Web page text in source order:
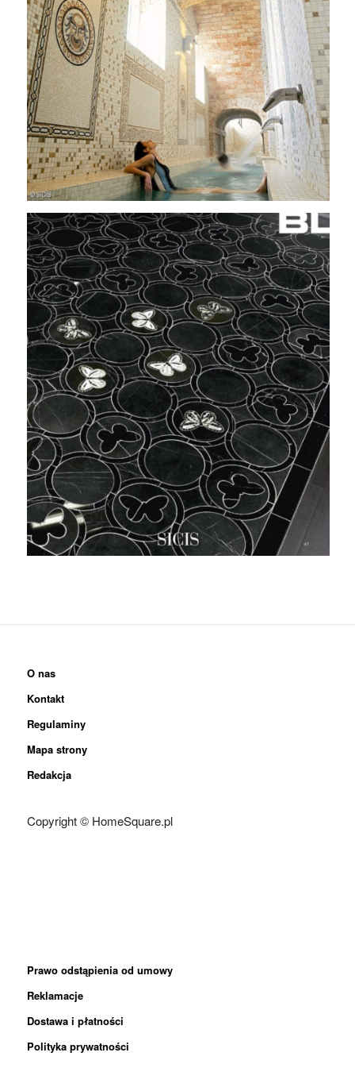
O nas
Kontakt
Regulaminy
Mapa strony
Redakcja
Copyright © HomeSquare.pl
Prawo odstąpienia od umowy
Reklamacje
Dostawa i płatności
Polityka prywatności